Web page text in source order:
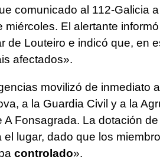
comunicado al 112-Galicia
miércoles. El alertante
de Louteiro e indicó que, en
afectados».
movilizó de inmediato
a la Guardia Civil y a la
A Fonsagrada. La dotación
lugar, dado que los
controlado».